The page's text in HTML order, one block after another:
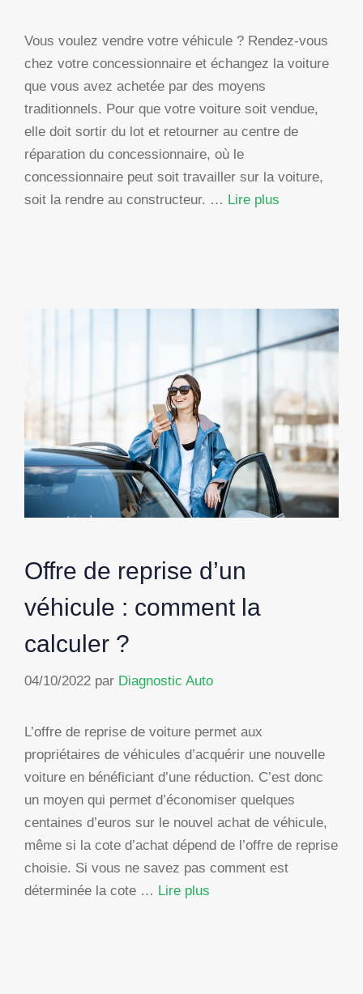
Vous voulez vendre votre véhicule ? Rendez-vous
chez votre concessionnaire et échangez la voiture
que vous avez achetée par des moyens
traditionnels. Pour que votre voiture soit vendue,
elle doit sortir du lot et retourner au centre de
réparation du concessionnaire, où le
concessionnaire peut soit travailler sur la voiture,
soit la rendre au constructeur. … Lire plus
Offre de reprise d’un
véhicule : comment la
calculer ?
04/10/2022 par Diagnostic Auto
L’offre de reprise de voiture permet aux
propriétaires de véhicules d’acquérir une nouvelle
voiture en bénéficiant d’une réduction. C’est donc
un moyen qui permet d’économiser quelques
centaines d’euros sur le nouvel achat de véhicule,
même si la cote d’achat dépend de l’offre de reprise
choisie. Si vous ne savez pas comment est
déterminée la cote … Lire plus